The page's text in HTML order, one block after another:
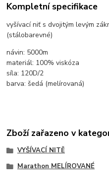
Kompletní specifikace
vyšívací niť s dvojitým levým
(stálobarevné)
návin: 5000m
materiál: 100% viskóza
síla: 120D/2
barva: šedá (melírovaná)
Zboží zařazeno v
VYŠÍVACÍ NITĚ
Marathon MELÍROVANÉ